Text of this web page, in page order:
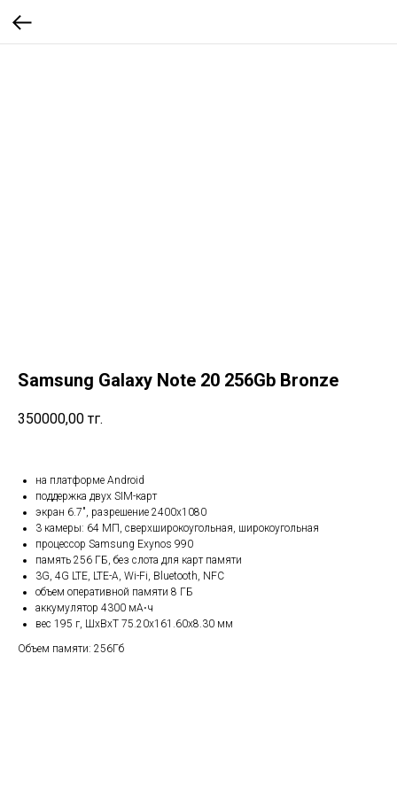
Samsung Galaxy Note 20 256Gb Bronze
350000,00 тг.
на платформе Android
поддержка двух SIM-карт
экран 6.7", разрешение 2400x1080
3 камеры: 64 МП, сверхширокоугольная, широкоугольная
процессор Samsung Exynos 990
память 256 ГБ, без слота для карт памяти
3G, 4G LTE, LTE-A, Wi-Fi, Bluetooth, NFC
объем оперативной памяти 8 ГБ
аккумулятор 4300 мА⋅ч
вес 195 г, ШxВxТ 75.20x161.60x8.30 мм
Объем памяти: 256Гб